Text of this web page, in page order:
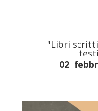
"Libri
02